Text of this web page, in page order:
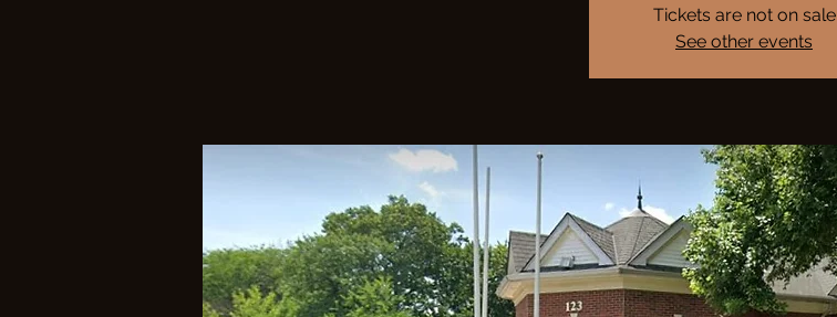
Tickets are not on sale
See other events